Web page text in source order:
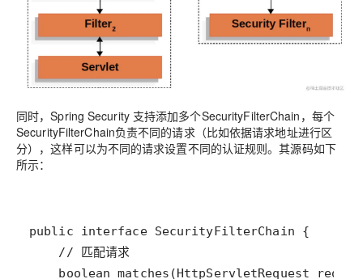
同时，Spring Security 支持添加多个SecurityFilterChain，每个
SecurityFilterChain负责不同的请求（比如依据请求地址进行区
分），这样可以为不同的请求设置不同的认证规则。其源码如下
所示：